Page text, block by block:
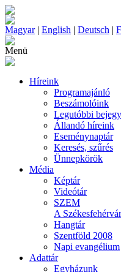
Magyar| English | Deutsch |
Menü
Híreink
Programajánló
Beszámolóink
Legutóbbi
Állandó híreink
Eseménynaptár
Keresés, szűrés
Ünnepkörök
Média
Képtár
Videótár
SZEM
A
Hangtár
Szentföld 2008
Napi evangélium
Adattár
Egyházunk